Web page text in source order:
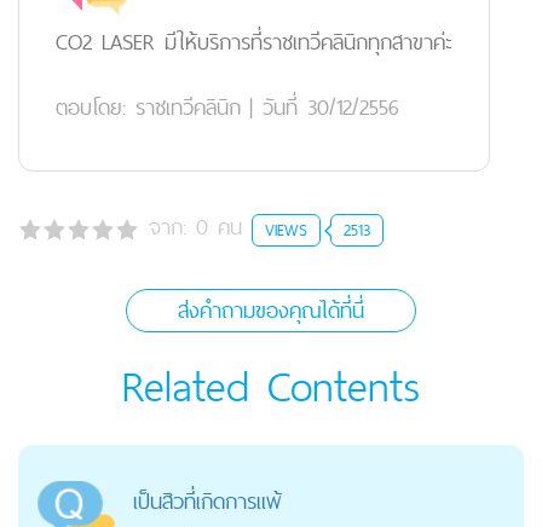
CO2 LASER มีให้บริการที่ราชเทวีคลินิกทุกสาขาค่ะ
ตอบโดย: ราชเทวีคลินิก | วันที่ 30/12/2556
จาก: 0 คน VIEWS 2513
ส่งคำถามของคุณได้ที่นี่
Related Contents
เป็นสิวที่เกิดการแพ้